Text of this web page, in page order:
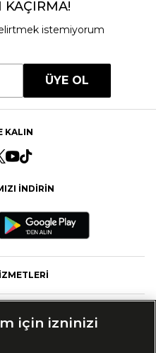
KAÇIRMA!
istemiyorum
ÜYE OL
KALIN
İNDİRİN
için izninizi